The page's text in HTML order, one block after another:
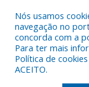
Todos os
Nós usamos
navegação no
concorda com a
Para ter mais
Política de
ACEITO.